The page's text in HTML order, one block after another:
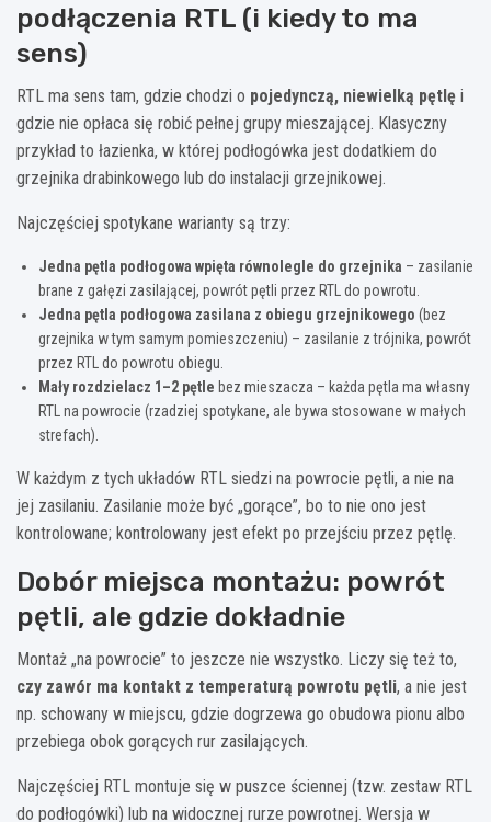
podłączenia RTL (i kiedy to ma
sens)
RTL ma sens tam, gdzie chodzi o pojedynczą, niewielką pętlę i
gdzie nie opłaca się robić pełnej grupy mieszającej. Klasyczny
przykład to łazienka, w której podłogówka jest dodatkiem do
grzejnika drabinkowego lub do instalacji grzejnikowej.
Najczęściej spotykane warianty są trzy:
Jedna pętla podłogowa wpięta równolegle do grzejnika – zasilanie
brane z gałęzi zasilającej, powrót pętli przez RTL do powrotu.
Jedna pętla podłogowa zasilana z obiegu grzejnikowego (bez
grzejnika w tym samym pomieszczeniu) – zasilanie z trójnika, powrót
przez RTL do powrotu obiegu.
Mały rozdzielacz 1–2 pętle bez mieszacza – każda pętla ma własny
RTL na powrocie (rzadziej spotykane, ale bywa stosowane w małych
strefach).
W każdym z tych układów RTL siedzi na powrocie pętli, a nie na
jej zasilaniu. Zasilanie może być „gorące”, bo to nie ono jest
kontrolowane; kontrolowany jest efekt po przejściu przez pętlę.
Dobór miejsca montażu: powrót
pętli, ale gdzie dokładnie
Montaż „na powrocie” to jeszcze nie wszystko. Liczy się też to,
czy zawór ma kontakt z temperaturą powrotu pętli, a nie jest
np. schowany w miejscu, gdzie dogrzewa go obudowa pionu albo
przebiega obok gorących rur zasilających.
Najczęściej RTL montuje się w puszce ściennej (tzw. zestaw RTL
do podłogówki) lub na widocznej rurze powrotnej. Wersja w